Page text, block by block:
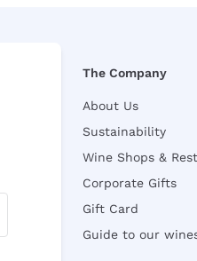
The Company
About Us
Sustainability
Wine Shops &
Corporate Gifts
Gift Card
Guide to our